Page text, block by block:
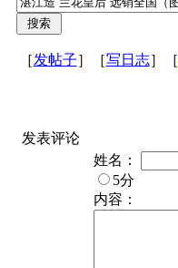
［发帖子］［写日志］［
发表评论
姓名：
5分
内容：